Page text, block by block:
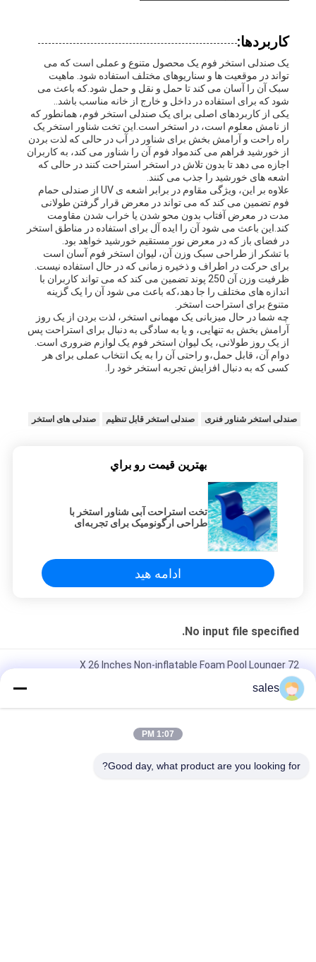
کاربردها:
یک صندلی استخر فوم یک محصول متنوع و عملی است که می
تواند در موقعیت ها و سناریوهای مختلف استفاده شود. ماهیت
سبک آن را آسان می کند تا حمل و نقل و حمل شود.که باعث می
شود که برای استفاده در داخل و خارج از خانه مناسب باشد..
یکی از کاربردهای اصلی برای یک صندلی استخر فوم، همانطور که
از نامش معلوم است، در استخر است.این تخت شناور استخر یک
راه راحت و آرامش بخش برای شناور در آب در حالی که لذت بردن
از خورشید فراهم می کندمواد فوم آن را شناور می کند، به کاربران
اجازه می دهد تا بدون تلاش در استخر استراحت کنند در حالی که
اشعه های خورشید را جذب می کنند.
علاوه بر این، ویژگی مقاوم در برابر اشعه ی UV از صندلی حمام
فوم تضمین می کند که می تواند در معرض قرار گرفتن طولانی
مدت در معرض آفتاب بدون محو شدن یا خراب شدن مقاومت
کند.این باعث می شود آن را ایده آل برای استفاده در مناطق استخر
در فضای باز که در معرض نور مستقیم خورشید خواهد بود.
با تشکر از طراحی سبک وزن آن، لیوان استخر فوم آسان است
برای حرکت در اطراف و ذخیره زمانی که در حال استفاده نیست.
ظرفیت وزن آن 250 پوند تضمین می کند که می تواند کاربران با
اندازه های مختلف را جا دهد،که باعث می شود آن را یک گزینه
متنوع برای استراحت استخر.
چه شما در حال میزبانی یک مهمانی استخر، لذت بردن از یک روز
آرامش بخش به تنهایی، و یا به سادگی به دنبال برای استراحت پس
از یک روز طولانی، یک لیوان استخر فوم یک لوازم ضروری است.
دوام آن، قابل حمل،و راحتی آن را به یک انتخاب عملی برای هر
کسی که به دنبال افزایش تجربه استخر خود را.
صندلی استخر شناور فنری صندلی استخر قابل تنظیم صندلی های استخر
بهترين قيمت رو براي
تخت استراحت آبی شناور استخر با
طراحی ارگونومیک برای تجربه‌ای
ادامه هید
No input file specified.
72 X 26 Inches Non-inflatable Foam Pool Lounger
Recommended for Adult Pool Comfort Experience
Lightweight Floating Pool Recliner Convenient Cup Holder for
Experience
sales
1:07 PM
Good day, what product are you looking for?